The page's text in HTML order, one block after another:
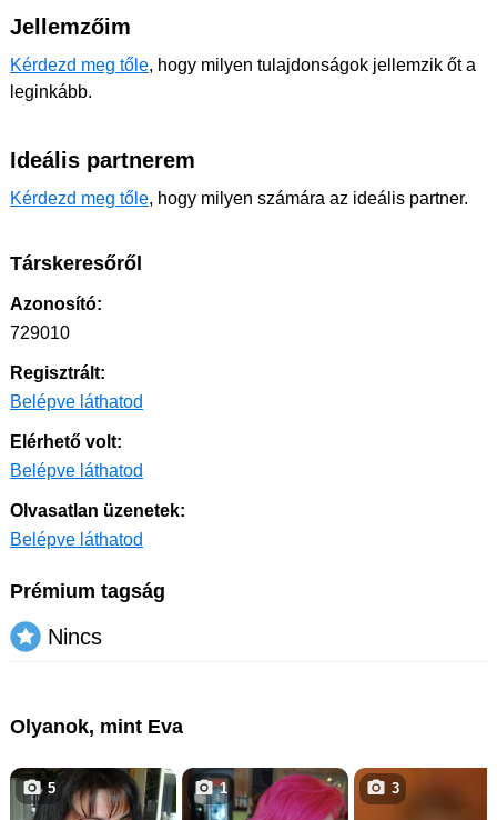
Jellemzőim
Kérdezd meg tőle, hogy milyen tulajdonságok jellemzik őt a
leginkább.
Ideális partnerem
Kérdezd meg tőle, hogy milyen számára az ideális partner.
Társkeresőről
Azonosító:
729010
Regisztrált:
Belépve láthatod
Elérhető volt:
Belépve láthatod
Olvasatlan üzenetek:
Belépve láthatod
Prémium tagság
Nincs
Olyanok, mint Eva
5 1 3